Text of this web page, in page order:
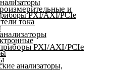
PXI/AXI/PCIe
анализаторы,
и
тока
PXI/AXI/PCIe